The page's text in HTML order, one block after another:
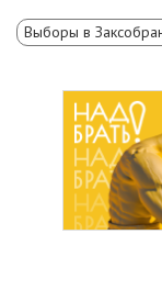
Выборы в